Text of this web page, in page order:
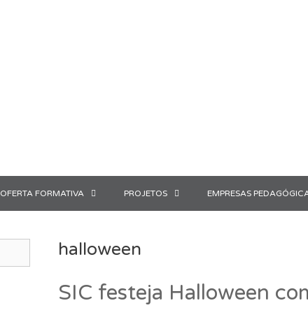
OFERTA FORMATIVA PROJETOS EMPRESAS
halloween
SIC festeja Halloween